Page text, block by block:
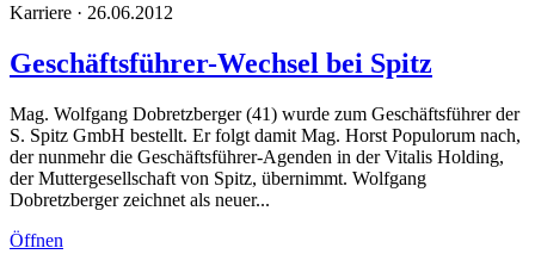
Karriere · 26.06.2012
Geschäftsführer-Wechsel bei Spitz
Mag. Wolfgang Dobretzberger (41) wurde zum Geschäftsführer der
S. Spitz GmbH bestellt. Er folgt damit Mag. Horst Populorum nach,
der nunmehr die Geschäftsführer-Agenden in der Vitalis Holding,
der Muttergesellschaft von Spitz, übernimmt. Wolfgang
Dobretzberger zeichnet als neuer...
Öffnen